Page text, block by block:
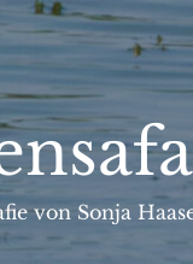
von Sonja